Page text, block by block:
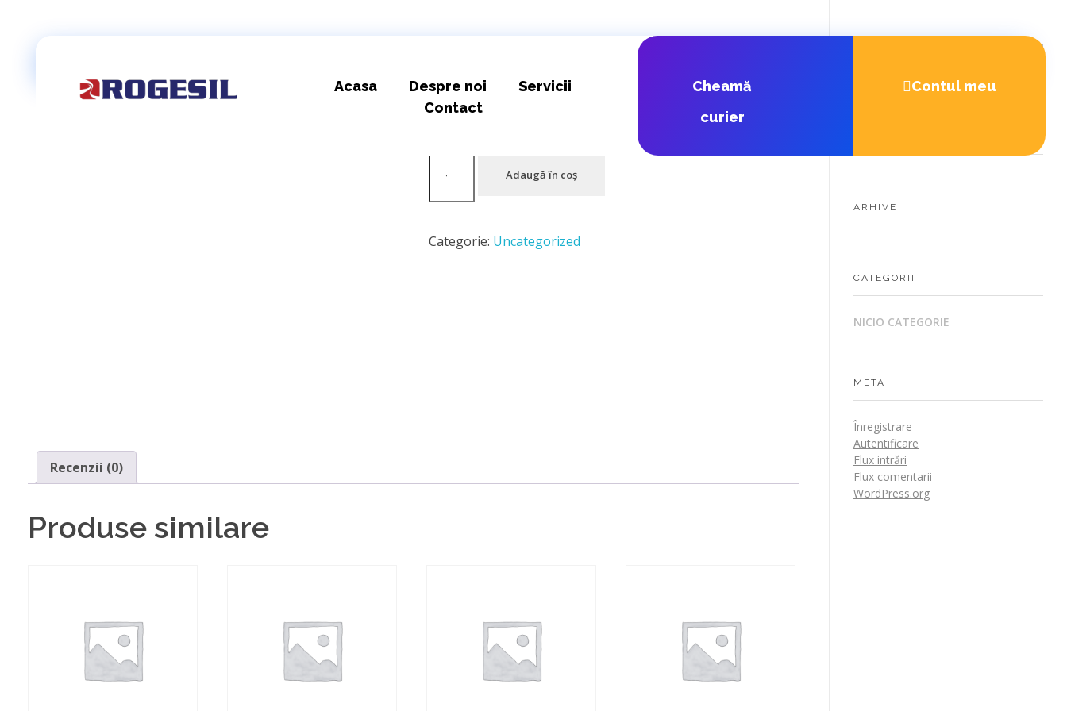
Acasa Despre noi
Servicii
Contact
Cheamă
curier
Contul meu
DPD RO – RO
Adaugă în coș
Categorie: Uncategorized
Recenzii (0)
Produse similare
ARHIVE
CATEGORII
NICIO CATEGORIE
META
Înregistrare
Autentificare
Flux intrări
Flux comentarii
WordPress.org